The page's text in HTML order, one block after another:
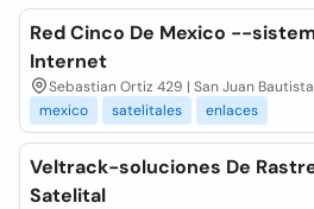
Red Cinco De Mexico --
Internet
Sebastian Ortiz 429 | San Juan
mexico
satelitales enlaces
Veltrack-soluciones De
Satelital